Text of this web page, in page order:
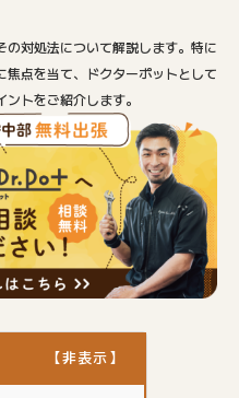
対処法について解説します。特に
焦点を当て、ドクターポットとして
トをご紹介します。